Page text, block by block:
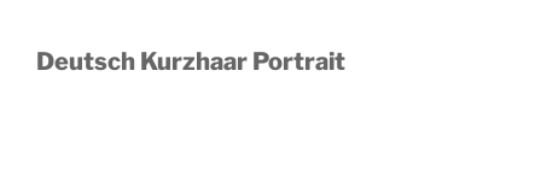
Deutsch Kurzhaar Portrait